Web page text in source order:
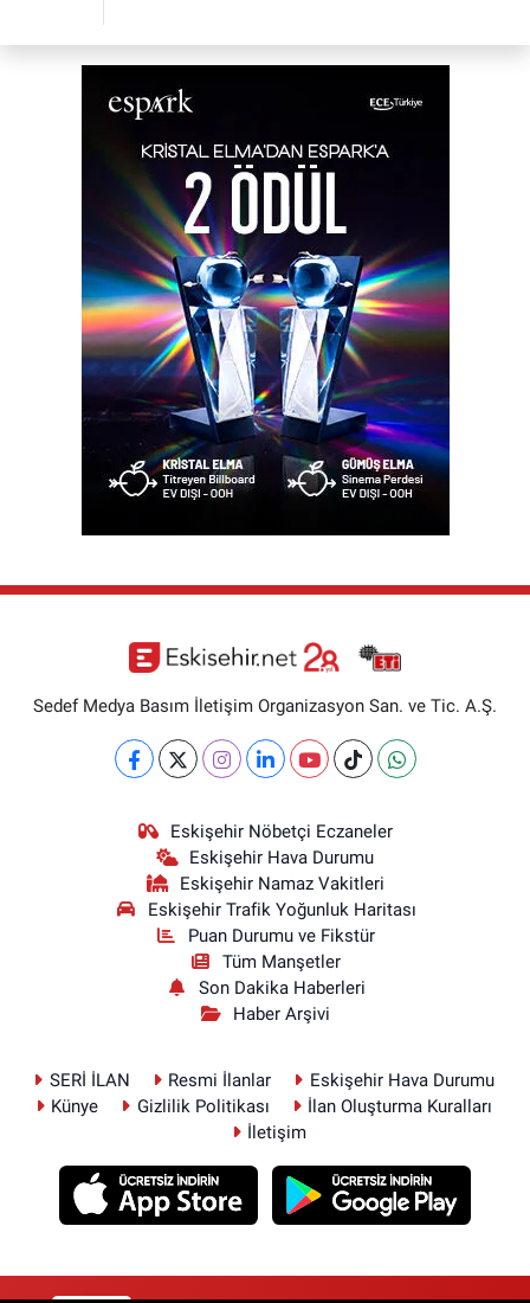
Sedef Medya Basım İletişim Organizasyon San. ve Tic. A.Ş.
Eskişehir Nöbetçi Eczaneler
Eskişehir Hava Durumu
Eskişehir Namaz Vakitleri
Eskişehir Trafik Yoğunluk Haritası
Puan Durumu ve Fikstür
Tüm Manşetler
Son Dakika Haberleri
Haber Arşivi
SERİ İLAN Resmi İlanlar
Eskişehir Hava Durumu
Künye
Gizlilik Politikası
İlan Oluşturma Kuralları
İletişim